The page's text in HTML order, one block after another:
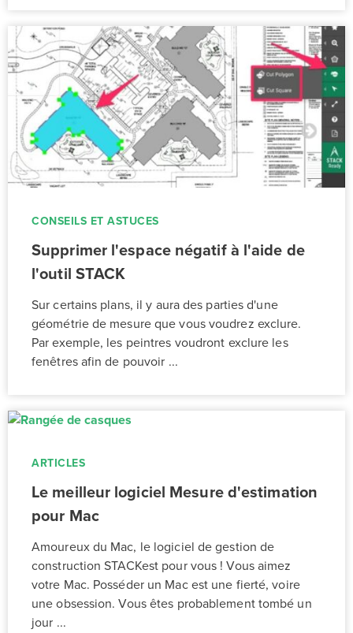
CONSEILS ET ASTUCES
Supprimer l'espace négatif à l'aide de
l'outil STACK
Sur certains plans, il y aura des parties d'une
géométrie de mesure que vous voudrez exclure.
Par exemple, les peintres voudront exclure les
fenêtres afin de pouvoir ...
ARTICLES
Le meilleur logiciel Mesure d'estimation
pour Mac
Amoureux du Mac, le logiciel de gestion de
construction STACKest pour vous ! Vous aimez
votre Mac. Posséder un Mac est une fierté, voire
une obsession. Vous êtes probablement tombé un
jour ...